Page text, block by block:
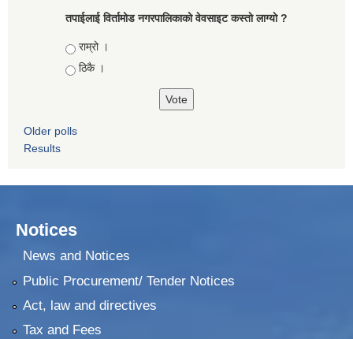
तपाईलाई विर्तामोड नगरपालिकाको वेवसाइट कस्ताे लाग्याे ?
Choices
राम्रो ।
ठिकै ।
Older polls
Results
Notices
News and Notices
Public Procurement/ Tender Notices
Act, law and directives
Tax and Fees